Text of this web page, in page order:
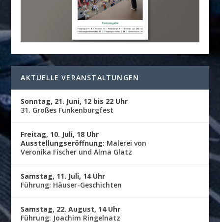
AKTUELLE VERANSTALTUNGEN
Sonntag, 21. Juni, 12 bis 22 Uhr
31. Großes Funkenburgfest
Freitag, 10. Juli, 18 Uhr
Ausstellungseröffnung: Malerei von
Veronika Fischer und Alma Glatz
Samstag, 11. Juli, 14 Uhr
Führung: Häuser-Geschichten
Samstag, 22. August, 14 Uhr
Führung: Joachim Ringelnatz